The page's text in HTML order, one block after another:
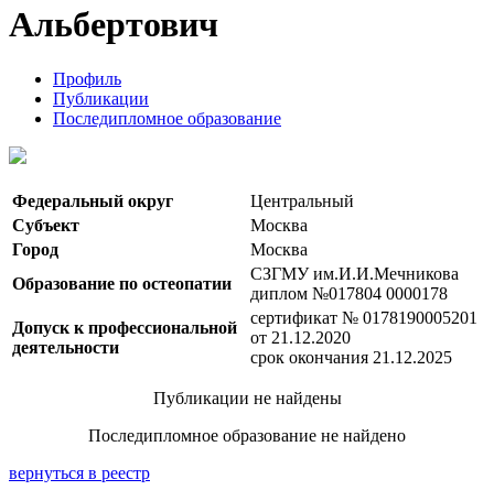
Альбертович
Профиль
Публикации
Последипломное образование
Федеральный округ
Центральный
Субъект
Москва
Город
Москва
Образование по остеопатии
СЗГМУ им.И.И.Мечникова
диплом №017804 0000178
Допуск к профессиональной
деятельности
сертификат № 0178190005201
от 21.12.2020
срок окончания 21.12.2025
Публикации не найдены
Последипломное образование не найдено
вернуться в реестр